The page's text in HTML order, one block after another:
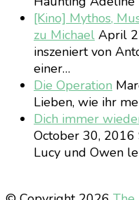
[Kino] Mythos,
zu Michael April
inszeniert von
einer…
Die Operation
Lieben, wie ihr
Dich immer
October 30, 2016
Lucy und Owen